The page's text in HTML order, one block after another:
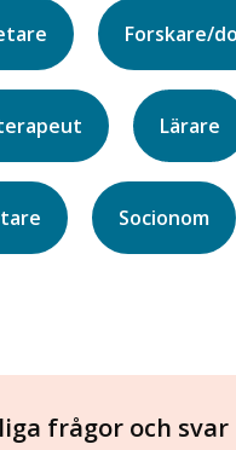
Forskare/
Lärare
Socionom
frågor och svar